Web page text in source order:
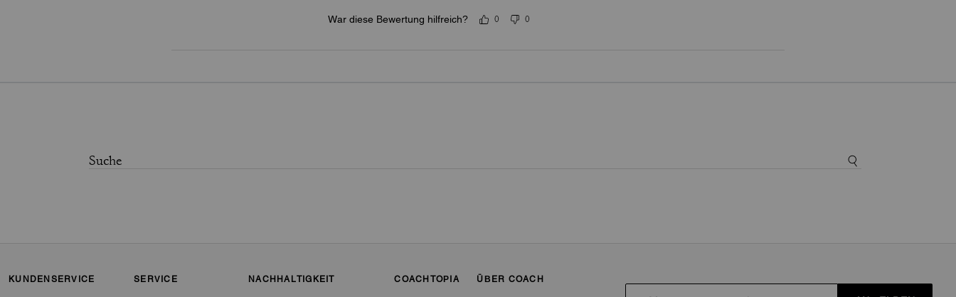
War diese Bewertung hilfreich? 0 0
KUNDENSERVICE SERVICE NACHHALTIGKEIT COACHTOPIA ÜBER COACH